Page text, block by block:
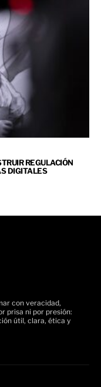
REGULACIÓN
DIGITALES
con veracidad,
prisa ni por presión:
útil, clara, ética y